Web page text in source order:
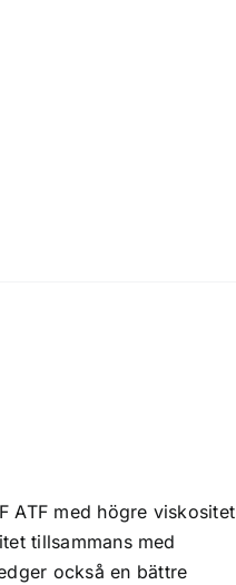
ATF med högre viskositet
tillsammans med
också en bättre